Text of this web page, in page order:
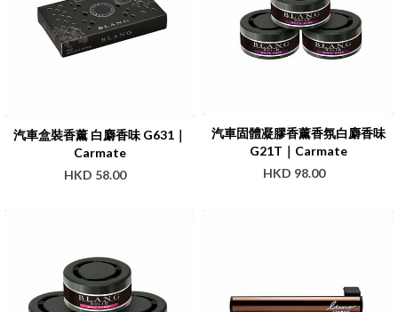
汽車盒裝香薰 白麝香味 G631｜
Carmate
HKD 58.00
汽車固體凝膠香薰香氛白麝香味
G21T｜Carmate
HKD 98.00